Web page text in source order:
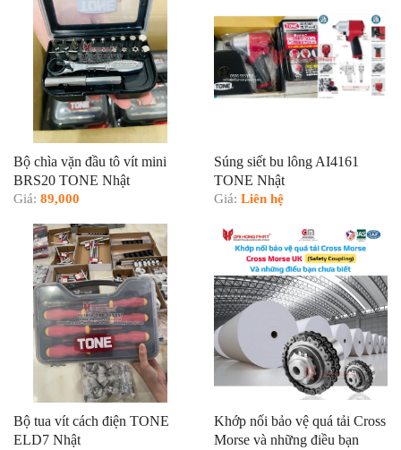
Bộ chìa vặn đầu tô vít mini
BRS20 TONE Nhật
Giá: 89,000
Súng siết bu lông AI4161
TONE Nhật
Giá: Liên hệ
Bộ tua vít cách điện TONE
ELD7 Nhật
Khớp nối bảo vệ quá tải Cross
Morse và những điều bạn